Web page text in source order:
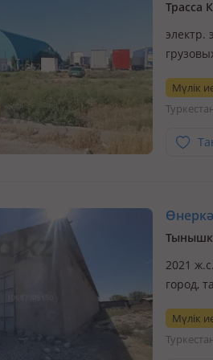
Трасса
электр.
Мүлік
2021
город,
Мүлік